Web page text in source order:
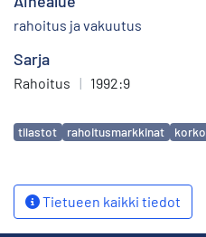
rahoitus ja vakuutus
Sarja
Rahoitus | 1992:9
Avainsanat
tilastot rahoitusmarkkinat korko
Tietueen kaikki tiedot